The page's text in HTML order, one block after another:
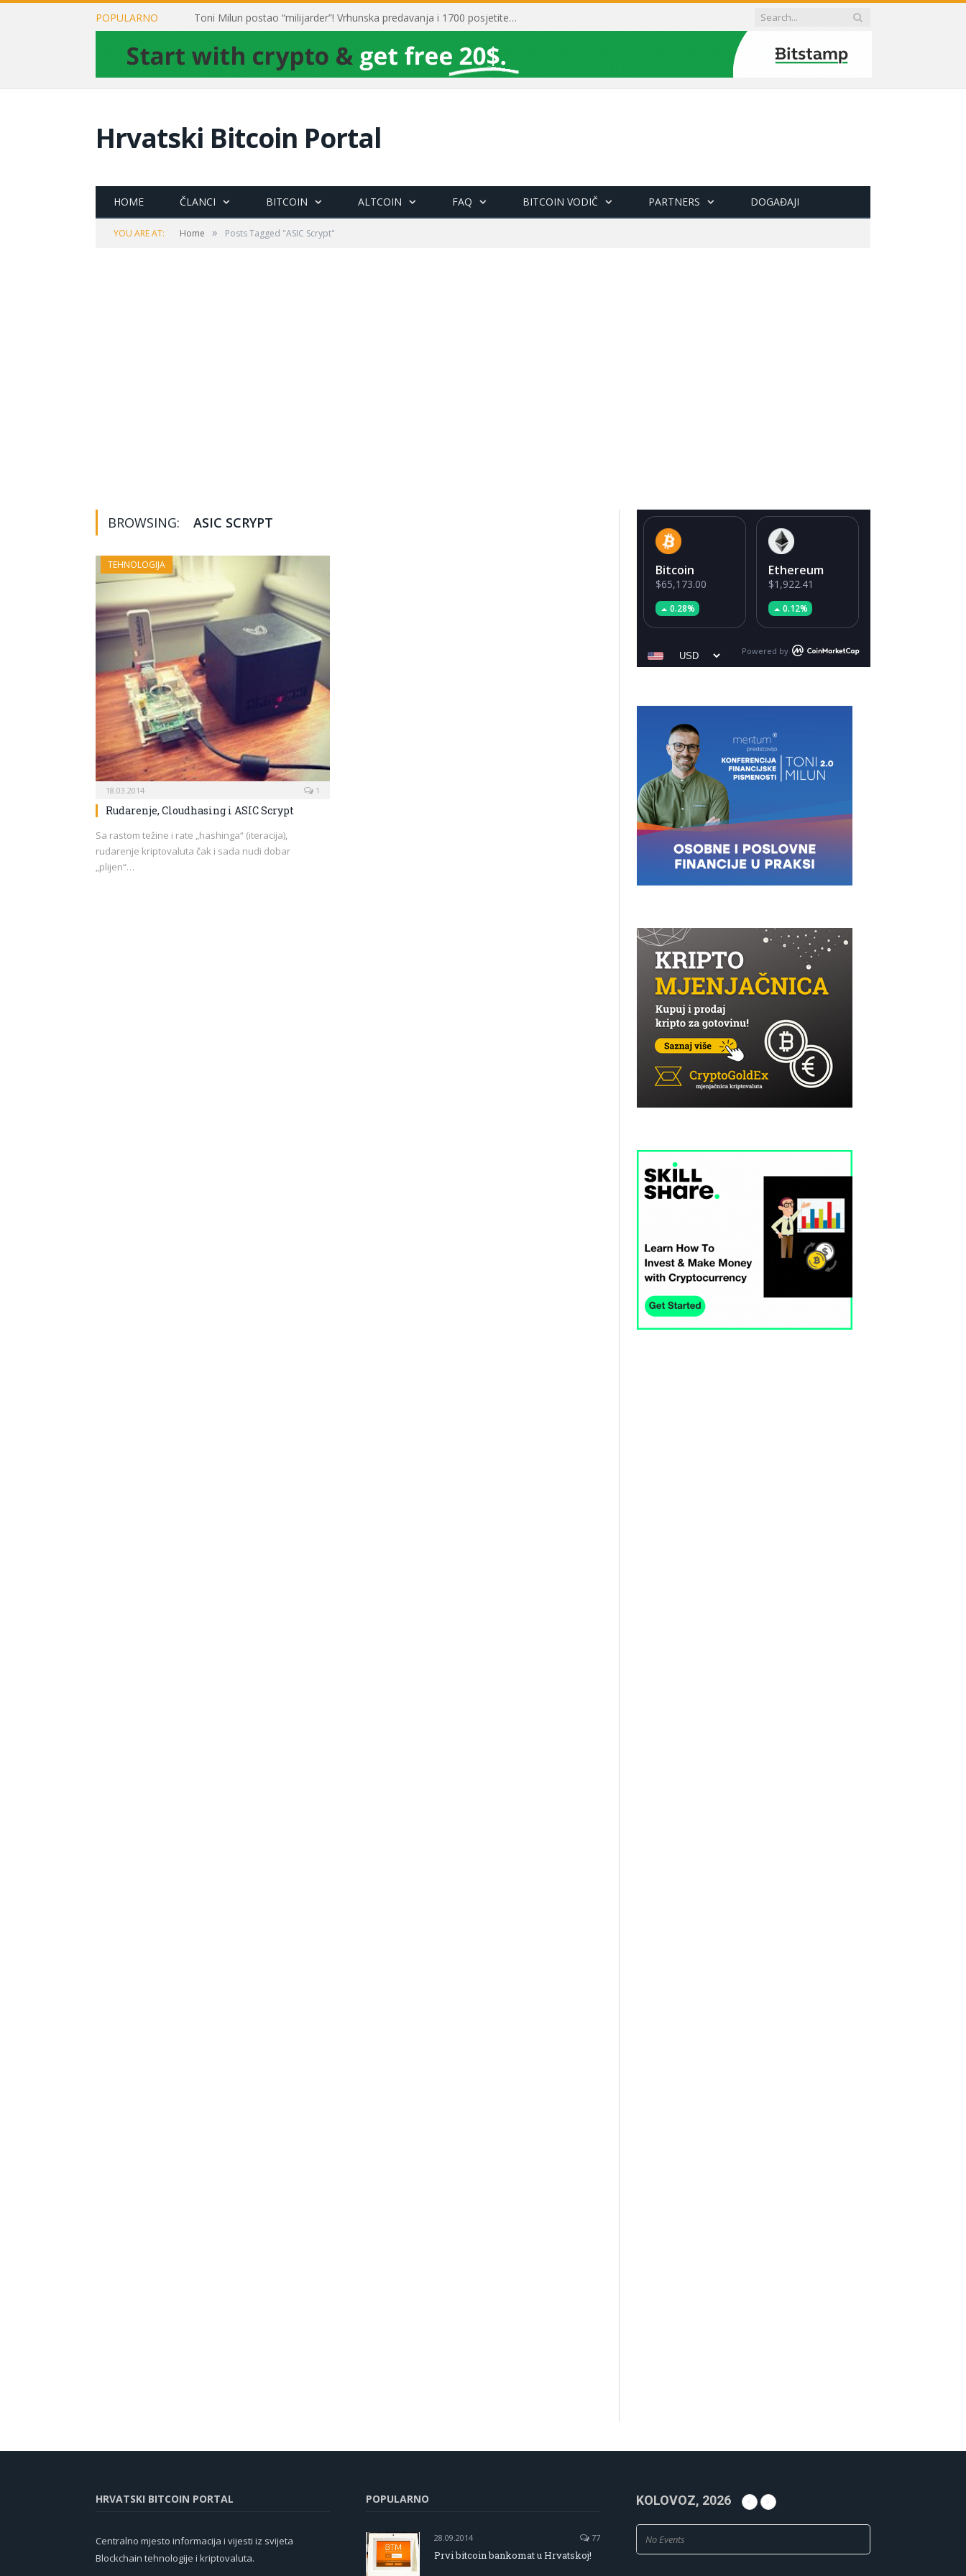
POPULARNO Toni Milun postao “milijarder”! Vrhunska predavanja i 1700 posjetitelja obilježili su mjesec financijske pismenosti
Hrvatski Bitcoin Portal
HOME ČLANCI BITCOIN ALTCOIN FAQ BITCOIN VODIČ PARTNERS DOGAĐAJI
YOU ARE AT: Home » Posts Tagged "ASIC Scrypt"
BROWSING: ASIC SCRYPT
TEHNOLOGIJA
18.03.2014 1
Rudarenje, Cloudhasing i ASIC Scrypt
Sa rastom težine i rate „hashinga“ (iteracija),
rudarenje kriptovaluta čak i sada nudi dobar
„plijen“…
Bitcoin
$65,173.00
0.28%
Ethereum
$1,922.41
0.12%
Powered by
HRVATSKI BITCOIN PORTAL
Centralno mjesto informacija i vijesti iz svijeta
Blockchain tehnologije i kriptovaluta.
POPULARNO
28.09.2014 77
Prvi bitcoin bankomat u Hrvatskoj!
KOLOVOZ, 2026
No Events